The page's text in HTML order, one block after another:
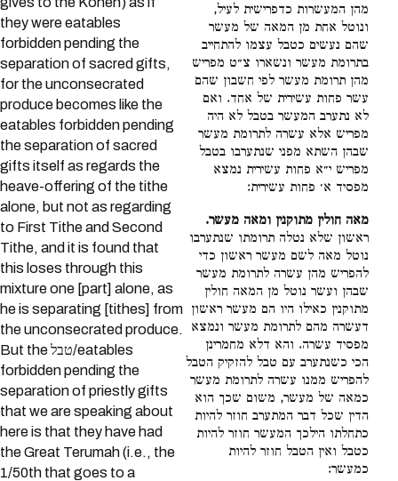
they were eatables
forbidden pending the
separation of sacred gifts,
for the unconsecrated
produce becomes like the
eatables forbidden pending
the separation of sacred
gifts itself as regards the
heave-offering of the tithe
alone, but not as regarding
to First Tithe and Second
Tithe, and it is found that
this loses through this
mixture one [part] alone, as
he is separating [tithes] from
the unconsecrated produce.
But the טבל/eatables
forbidden pending the
separation of priestly gifts
that we are speaking about
here is that they have had
the Great Terumah (i.e., the
1/50th that goes to a
מהן המעשרות כדפרישית לעיל,
ונוטל אחת מן המאה של מעשר
שהם נעשים כטבל עצמו להתחייב
בתרומת מעשר ונשארו צ״ט מפריש
מהן תרומת מעשר לפי חשבון שהם
עשר פחות עשירית של אחד. ואם
לא נתערב המעשר בטבל לא היה
מפריש אלא עשרה לתרומת מעשר
שבהן השתא מפני שנתערבו בטבל
מפריש י״א פחות עשירית נמצא
מפסיד א׳ פחות עשירית:
מאה חולין מתוקנין ומאה מעשר.
ראשון שלא נטלה תרומתו שנתערבו
נוטל מאה לשם מעשר ראשון כדי
להפריש מהן עשרה לתרומת מעשר
שבהן ועשר נוטל מן המאה חולין
מתוקנין כאילו היו הם מעשר ראשון
דעשרה מהם לתרומת מעשר ונמצא
מפסיד עשרה. והא דלא מחמרינן
הכי כשנתערב עם טבל להזקיק הטבל
להפריש ממנו עשרה לתרומת מעשר
כמאה של מעשר, משום שכך הוא
הדין שכל דבר המתערב חוזר להיות
כתחלתו הילכך המעשר חוזר להיות
כטבל ואין הטבל חוזר להיות
כמעשר: